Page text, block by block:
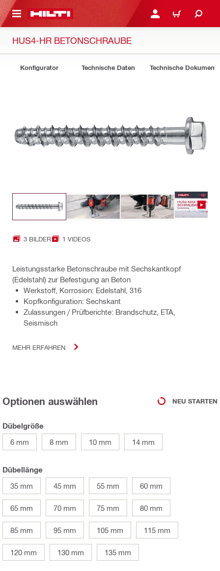
ANMELDEN ODER
WARENKORB
HUS4-HR BETONSCHRAUBE
Konfigurator Technische Daten Technische Dokumente
3 BILDER 1 VIDEOS
Leistungsstarke Betonschraube mit Sechskantkopf
(Edelstahl) zur Befestigung an Beton
Werkstoff, Korrosion: Edelstahl, 316
Kopfkonfiguration: Sechskant
Zulassungen / Prüfberichte: Brandschutz, ETA,
Seismisch
MEHR ERFAHREN
Optionen auswählen NEU STARTEN
Dübelgröße
6 mm
8 mm 10 mm 14 mm
Dübellänge
35 mm
45 mm 55 mm 60 mm
65 mm 70 mm 75 mm 80 mm
85 mm 95 mm 105 mm 115 mm
120 mm 130 mm 135 mm